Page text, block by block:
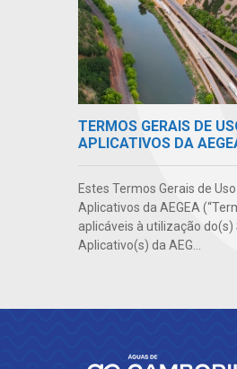
TERMOS GERAIS DE
APLICATIVOS DA
Estes Termos Gerais de
Aplicativos da AEGEA
aplicáveis à utilização
Aplicativo(s) da AEG...